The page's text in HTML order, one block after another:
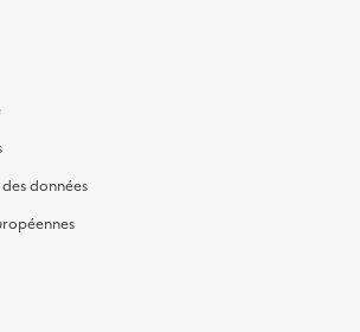
données